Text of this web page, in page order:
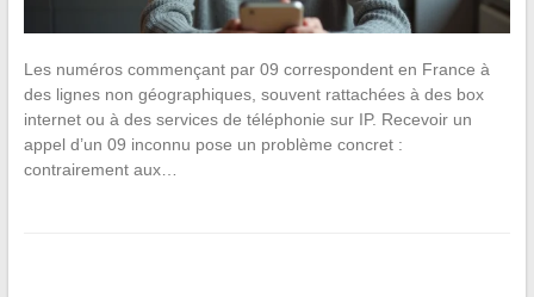
Les numéros commençant par 09 correspondent en France à
des lignes non géographiques, souvent rattachées à des box
internet ou à des services de téléphonie sur IP. Recevoir un
appel d’un 09 inconnu pose un problème concret :
contrairement aux…